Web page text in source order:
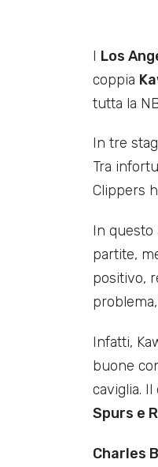
I Los
coppia
tutta la
In tre
Tra
Clippers
In questo
partite,
positivo,
Infatti,
buone
caviglia.
Spurs e
Charles